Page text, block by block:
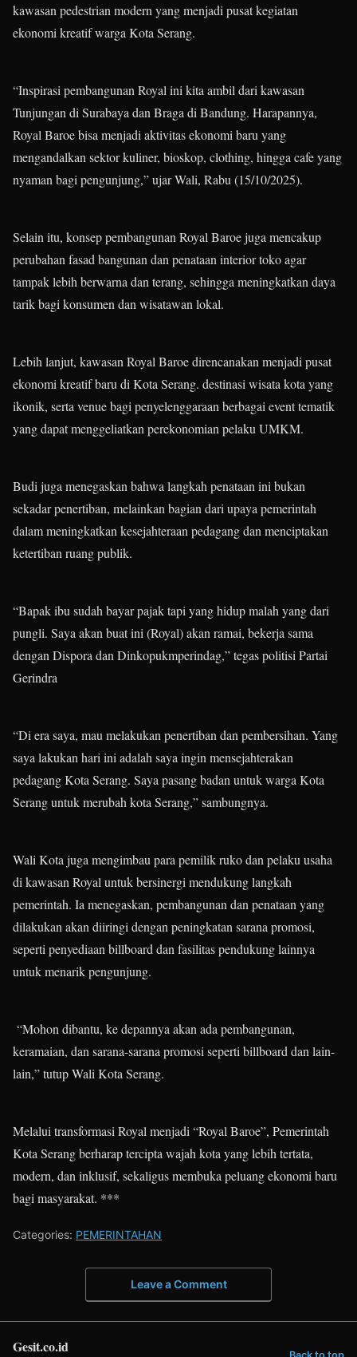
kawasan pedestrian modern yang menjadi pusat kegiatan
ekonomi kreatif warga Kota Serang.
“Inspirasi pembangunan Royal ini kita ambil dari kawasan
Tunjungan di Surabaya dan Braga di Bandung. Harapannya,
Royal Baroe bisa menjadi aktivitas ekonomi baru yang
mengandalkan sektor kuliner, bioskop, clothing, hingga cafe yang
nyaman bagi pengunjung,” ujar Wali, Rabu (15/10/2025).
Selain itu, konsep pembangunan Royal Baroe juga mencakup
perubahan fasad bangunan dan penataan interior toko agar
tampak lebih berwarna dan terang, sehingga meningkatkan daya
tarik bagi konsumen dan wisatawan lokal.
Lebih lanjut, kawasan Royal Baroe direncanakan menjadi pusat
ekonomi kreatif baru di Kota Serang. destinasi wisata kota yang
ikonik, serta venue bagi penyelenggaraan berbagai event tematik
yang dapat menggeliatkan perekonomian pelaku UMKM.
Budi juga menegaskan bahwa langkah penataan ini bukan
sekadar penertiban, melainkan bagian dari upaya pemerintah
dalam meningkatkan kesejahteraan pedagang dan menciptakan
ketertiban ruang publik.
“Bapak ibu sudah bayar pajak tapi yang hidup malah yang dari
pungli. Saya akan buat ini (Royal) akan ramai, bekerja sama
dengan Dispora dan Dinkopukmperindag,” tegas politisi Partai
Gerindra
“Di era saya, mau melakukan penertiban dan pembersihan. Yang
saya lakukan hari ini adalah saya ingin mensejahterakan
pedagang Kota Serang. Saya pasang badan untuk warga Kota
Serang untuk merubah kota Serang,” sambungnya.
Wali Kota juga mengimbau para pemilik ruko dan pelaku usaha
di kawasan Royal untuk bersinergi mendukung langkah
pemerintah. Ia menegaskan, pembangunan dan penataan yang
dilakukan akan diiringi dengan peningkatan sarana promosi,
seperti penyediaan billboard dan fasilitas pendukung lainnya
untuk menarik pengunjung.
“Mohon dibantu, ke depannya akan ada pembangunan,
keramaian, dan sarana-sarana promosi seperti billboard dan lain-
lain,” tutup Wali Kota Serang.
Melalui transformasi Royal menjadi “Royal Baroe”, Pemerintah
Kota Serang berharap tercipta wajah kota yang lebih tertata,
modern, dan inklusif, sekaligus membuka peluang ekonomi baru
bagi masyarakat. ***
Categories: PEMERINTAHAN
Leave a Comment
Gesit.co.id